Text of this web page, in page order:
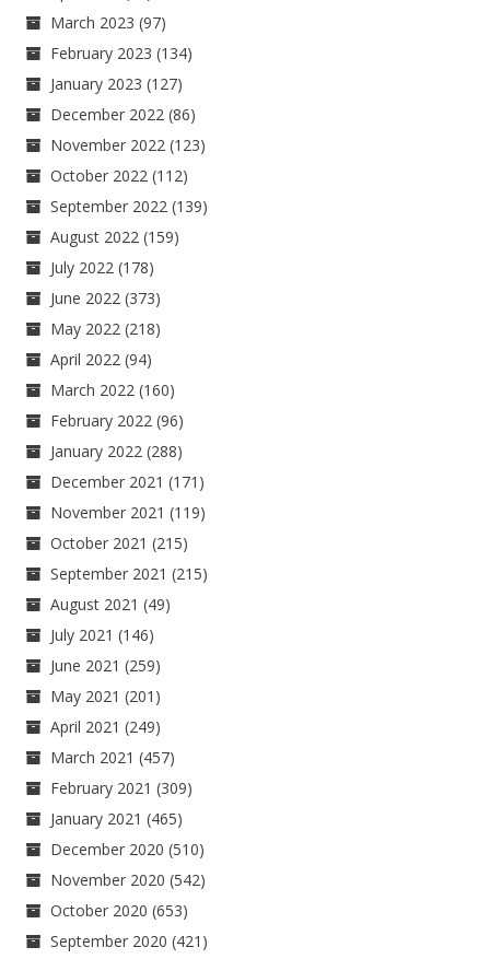
March 2023 (97)
February 2023 (134)
January 2023 (127)
December 2022 (86)
November 2022 (123)
October 2022 (112)
September 2022 (139)
August 2022 (159)
July 2022 (178)
June 2022 (373)
May 2022 (218)
April 2022 (94)
March 2022 (160)
February 2022 (96)
January 2022 (288)
December 2021 (171)
November 2021 (119)
October 2021 (215)
September 2021 (215)
August 2021 (49)
July 2021 (146)
June 2021 (259)
May 2021 (201)
April 2021 (249)
March 2021 (457)
February 2021 (309)
January 2021 (465)
December 2020 (510)
November 2020 (542)
October 2020 (653)
September 2020 (421)